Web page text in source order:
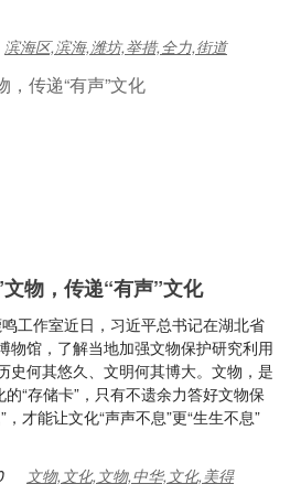
滨海区,滨海,潍坊,举措,全力,街道
物，传递“有声”文化
工作室近日，习近平总书记在湖北省
物馆，了解当地加强文物保护研究利用
史何其悠久、文明何其博大。文物，是
的“存储卡”，只有不遗余力答好文物保
才能让文化“声声不息”更“生生不息”
文物,文化,文物,中华,文化,美得